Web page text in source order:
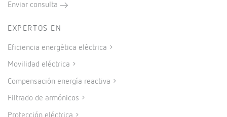
Enviar consulta
EXPERTOS EN
Eficiencia energética eléctrica
Movilidad eléctrica
Compensación energía reactiva
Filtrado de armónicos